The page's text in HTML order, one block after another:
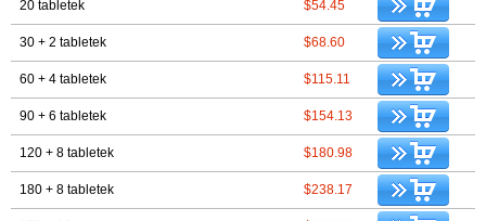
20 tabletek $54.45
30 + 2 tabletek $68.60
60 + 4 tabletek $115.11
90 + 6 tabletek $154.13
120 + 8 tabletek $180.98
180 + 8 tabletek $238.17